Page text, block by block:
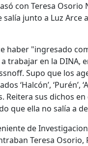
con Teresa
junto a Luz
haber "ingresado
trabajar en la DINA,
Supo que los
‘Halcón’, ‘Purén’,
Reitera sus dichos
que ella no salía a
de
Teresa Osorio,